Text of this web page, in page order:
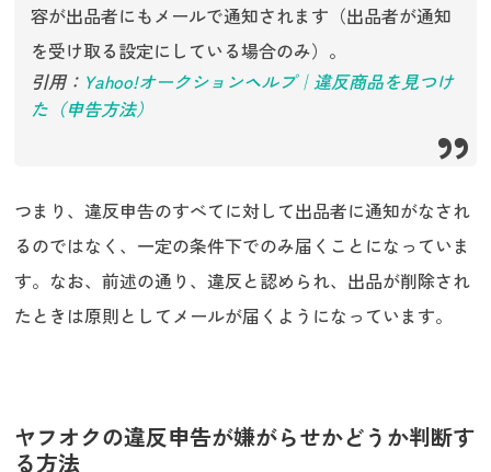
容が出品者にもメールで通知されます（出品者が通知
を受け取る設定にしている場合のみ）。
引用： Yahoo!オークションヘルプ｜違反商品を見つけ
た（申告方法）
つまり、違反申告のすべてに対して出品者に通知がなされ
るのではなく、一定の条件下でのみ届くことになっていま
す。なお、前述の通り、違反と認められ、出品が削除され
たときは原則としてメールが届くようになっています。
ヤフオクの違反申告が嫌がらせかどうか判断す
る方法